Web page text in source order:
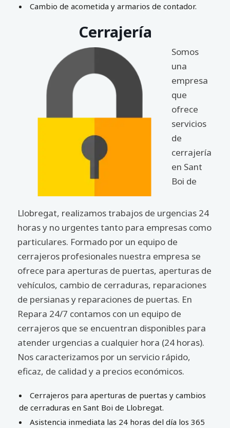
Cambio de acometida y armarios de contador.
Cerrajería
Somos
una
empresa
que
ofrece
servicios
de
cerrajería
en Sant
Boi de
Llobregat, realizamos trabajos de urgencias 24
horas y no urgentes tanto para empresas como
particulares. Formado por un equipo de
cerrajeros profesionales nuestra empresa se
ofrece para aperturas de puertas, aperturas de
vehículos, cambio de cerraduras, reparaciones
de persianas y reparaciones de puertas. En
Repara 24/7 contamos con un equipo de
cerrajeros que se encuentran disponibles para
atender urgencias a cualquier hora (24 horas).
Nos caracterizamos por un servicio rápido,
eficaz, de calidad y a precios económicos.
Cerrajeros para aperturas de puertas y cambios
de cerraduras en Sant Boi de Llobregat.
Asistencia inmediata las 24 horas del día los 365